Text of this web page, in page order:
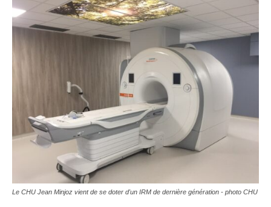
Le CHU Jean Minjoz vient de se doter d'un IRM de dernière génération - photo CHU